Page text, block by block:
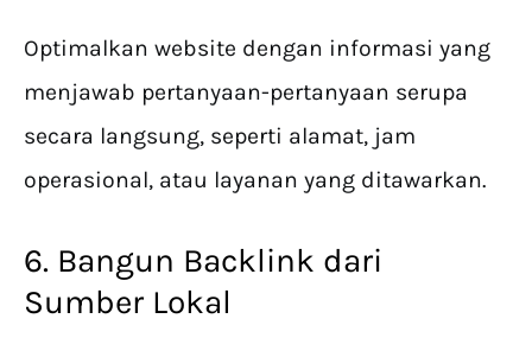
Optimalkan website dengan informasi yang
menjawab pertanyaan-pertanyaan serupa
secara langsung, seperti alamat, jam
operasional, atau layanan yang ditawarkan.
6. Bangun Backlink dari
Sumber Lokal